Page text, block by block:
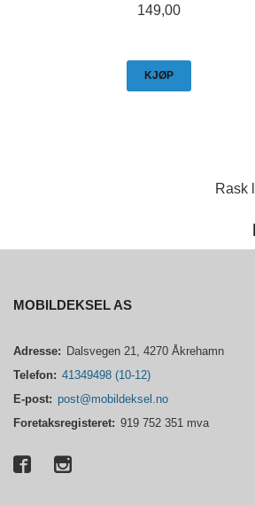
Pris
149,00
KJØP
Rask
MOBILDEKSEL AS
Adresse: Dalsvegen 21, 4270 Åkrehamn
Telefon: 41349498 (10-12)
E-post: post@mobildeksel.no
Foretaksregisteret: 919 752 351 mva